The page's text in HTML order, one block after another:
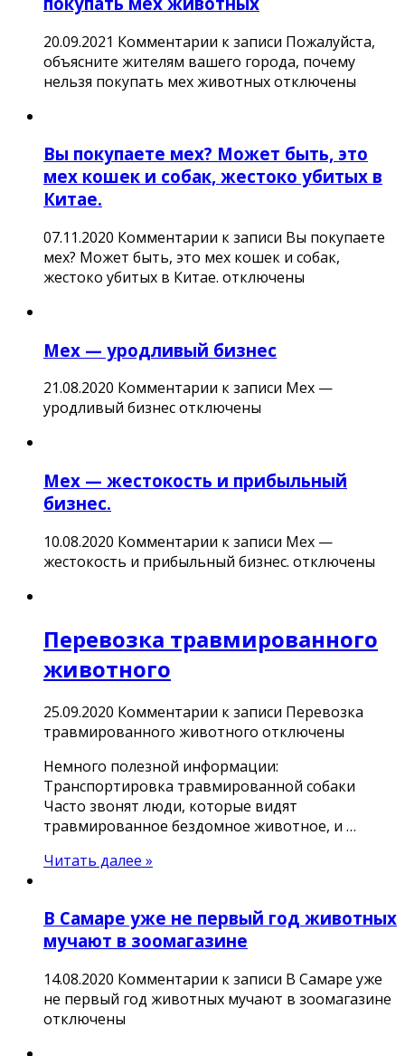
20.09.2021 Комментарии к записи Пожалуйста,
объясните жителям вашего города, почему
нельзя покупать мех животныхотключены
Вы покупаете мех? Может быть, это
мех кошек и собак, жестоко убитых в
Китае.
07.11.2020 Комментарии к записи Вы покупаете
мех? Может быть, это мех кошек и собак,
жестоко убитых в Китае. отключены
Мех — уродливый бизнес
21.08.2020 Комментарии к записи Мех —
уродливый бизнесотключены
Мех — жестокость и прибыльный
бизнес.
10.08.2020 Комментарии к записи Мех —
жестокость и прибыльный бизнес. отключены
Перевозка травмированного
животного
25.09.2020 Комментарии к записи Перевозка
травмированного животного отключены
Немного полезной информации:
Транспортировка травмированной собаки
Часто звонят люди, которые видят
травмированное бездомное животное, и …
Читать далее »
В Самаре уже не первый год животных
мучают в зоомагазине
14.08.2020 Комментарии к записи В Самаре уже
не первый год животных мучают в зоомагазине
отключены